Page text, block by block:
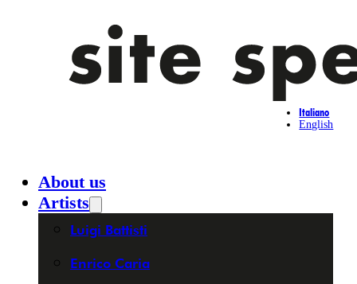
Italiano
English
About us
Artists
Luigi Battisti
Enrico Caria